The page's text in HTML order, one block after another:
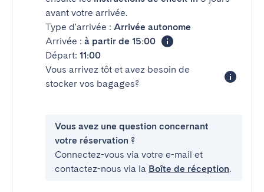
avant votre arrivée.
Type d'arrivée : Arrivée autonome
Arrivée : à partir de 15:00
Départ: 11:00
Vous arrivez tôt et avez besoin de
stocker vos bagages?
Vous avez une question concernant
votre réservation ?
Connectez-vous via votre e-mail et
contactez-nous via la Boîte de réception.